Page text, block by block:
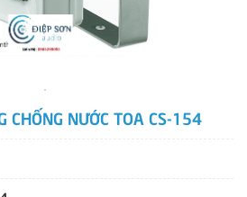
CHỐNG NƯỚC TOA CS-154